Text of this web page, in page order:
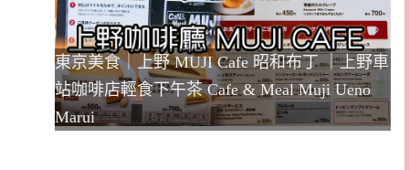
東京美食｜上野 MUJI Cafe 昭和布丁 ｜​​​​上野車
站咖啡店輕食下午茶 Cafe & Meal Muji Ueno
Marui